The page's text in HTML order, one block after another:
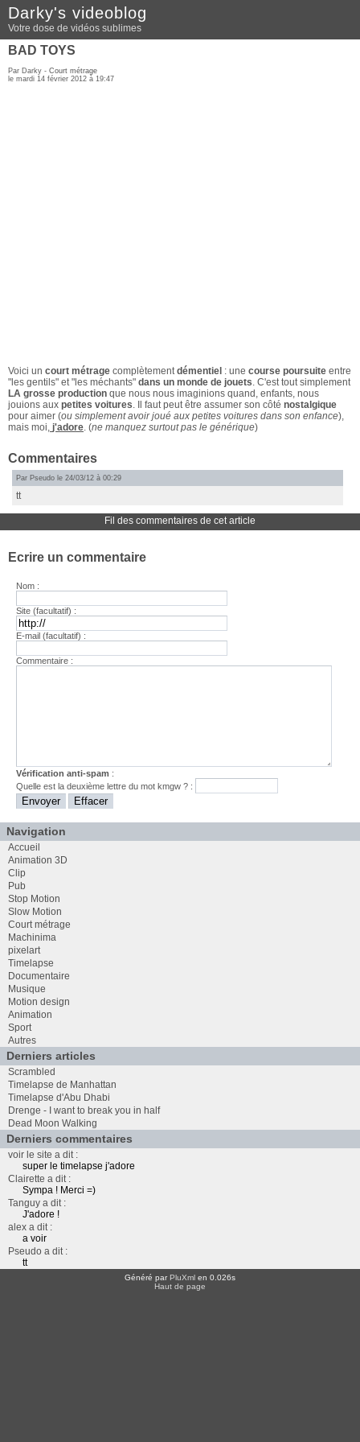
Darky's videoblog
Votre dose de vidéos sublimes
BAD TOYS
Par Darky - Court métrage
le mardi 14 février 2012 à 19:47
Voici un court métrage complètementdémentiel : une course poursuite entre
"les gentils" et "les méchants" dans un monde de jouets. C'est tout simplement
LA grosse production que nous nous imaginions quand, enfants, nous
jouions aux petites voitures. Il faut peut être assumer son côté nostalgique
pour aimer (ou simplement avoir joué aux petites voitures dans son enfance),
mais moi, j'adore. (ne manquez surtout pas le générique)
Commentaires
Par Pseudo le 24/03/12 à 00:29
tt
Fil des commentaires de cet article
Ecrire un commentaire
Nom :
Site (facultatif) :
E-mail (facultatif) :
Commentaire :
Vérification anti-spam :
Quelle est ladeuxième lettre du motkmgw ? :
Navigation
Accueil
Animation 3D
Clip
Pub
Stop Motion
Slow Motion
Court métrage
Machinima
pixelart
Timelapse
Documentaire
Musique
Motion design
Animation
Sport
Autres
Derniers articles
Scrambled
Timelapse de Manhattan
Timelapse d'Abu Dhabi
Drenge - I want to break you in half
Dead Moon Walking
Derniers commentaires
voir le site a dit :
super le timelapse j'adore
Clairette a dit :
Sympa ! Merci =)
Tanguy a dit :
J'adore !
alex a dit :
a voir
Pseudo a dit :
tt
Généré parPluXml en 0.026s
Haut de page